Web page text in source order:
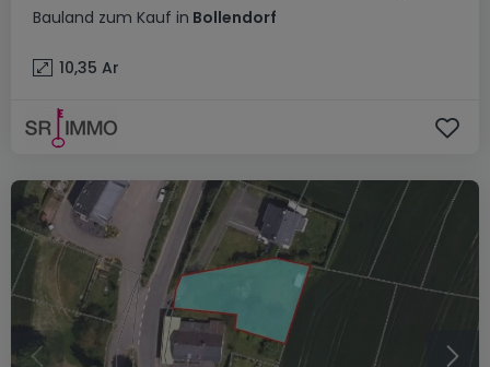
Bauland zum Kauf in Bollendorf
10,35 Ar